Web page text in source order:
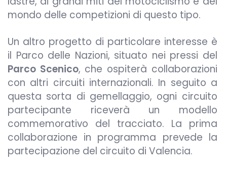
mondo delle competizioni di questo tipo.
Un altro progetto di particolare interesse è
il Parco delle Nazioni, situato nei pressi del
Parco Scenico, che ospiterà collaborazioni
con altri circuiti internazionali. In seguito a
questa sorta di gemellaggio, ogni circuito
partecipante riceverà un modello
commemorativo del tracciato. La prima
collaborazione in programma prevede la
partecipazione del circuito di Valencia.